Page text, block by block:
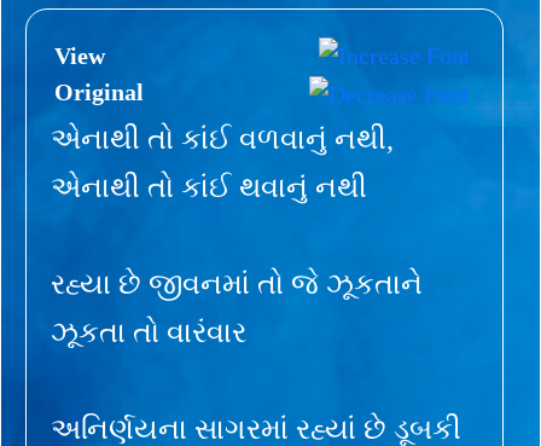
View
Original
એનાથી તો કાંઈ વળવાનું નથી,
એનાથી તો કાંઈ થવાનું નથી
રહ્યા છે જીવનમાં તો જે ઝૂકતાને
ઝૂકતા તો વારંવાર
અનિર્ણયના સાગરમાં રહ્યાં છે ડૂબકી